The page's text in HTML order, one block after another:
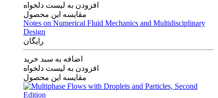
افزودن به لیست دلخواه
مقایسه این محصول
Notes on Numerical Fluid Mechanics and Multidisciplinary
Design
رایگان
اضافه به سبد خرید
افزودن به لیست دلخواه
مقایسه این محصول